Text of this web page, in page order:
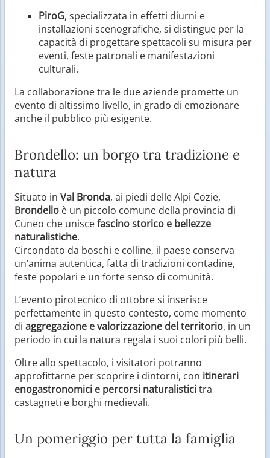
PiroG, specializzata in effetti diurni e
installazioni scenografiche, si distingue per la
capacità di progettare spettacoli su misura per
eventi, feste patronali e manifestazioni
culturali.
La collaborazione tra le due aziende promette un
evento di altissimo livello, in grado di emozionare
anche il pubblico più esigente.
Brondello: un borgo tra tradizione e
natura
Situato in Val Bronda, ai piedi delle Alpi Cozie,
Brondello è un piccolo comune della provincia di
Cuneo che uniscefascino storico e bellezze
naturalistiche.
Circondato da boschi e colline, il paese conserva
un’anima autentica, fatta di tradizioni contadine,
feste popolari e un forte senso di comunità.
L’evento pirotecnico di ottobre si inserisce
perfettamente in questo contesto, come momento
di aggregazione e valorizzazione del territorio, in un
periodo in cui la natura regala i suoi colori più belli.
Oltre allo spettacolo, i visitatori potranno
approfittarne per scoprire i dintorni, con itinerari
enogastronomici e percorsi naturalisticitra
castagneti e borghi medievali.
Un pomeriggio per tutta la famiglia